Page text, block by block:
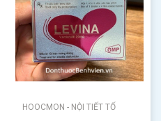
HOOCMON - NỘI TIẾT TỐ